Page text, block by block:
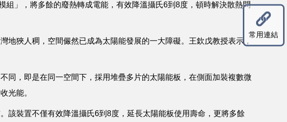
常用連結
」，將多餘的廢熱轉成電能，有效降溫攝氏6到8度，頓時解決散熱問
狹人稠，空間儼然已成為太陽能發展的一大障礙。王欽戊教授表示，
，即是在同一空間下，採用堆疊多片的太陽能板，在側面加裝複數微
光能。
裝置不僅有效降溫攝氏6到8度，延長太陽能板使用壽命，更將多餘